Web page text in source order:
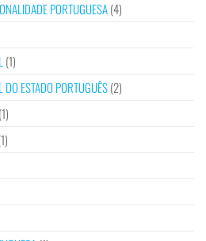
PORTUGUESA(4)
(1)
ESTADO PORTUGUÊS(2)
(1)